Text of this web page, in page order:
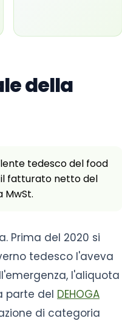
della
tedesco del food
fatturato netto del
MwSt.
Prima del 2020 si
tedesco l'aveva
l'aliquota
parte del DEHOGA
di categoria